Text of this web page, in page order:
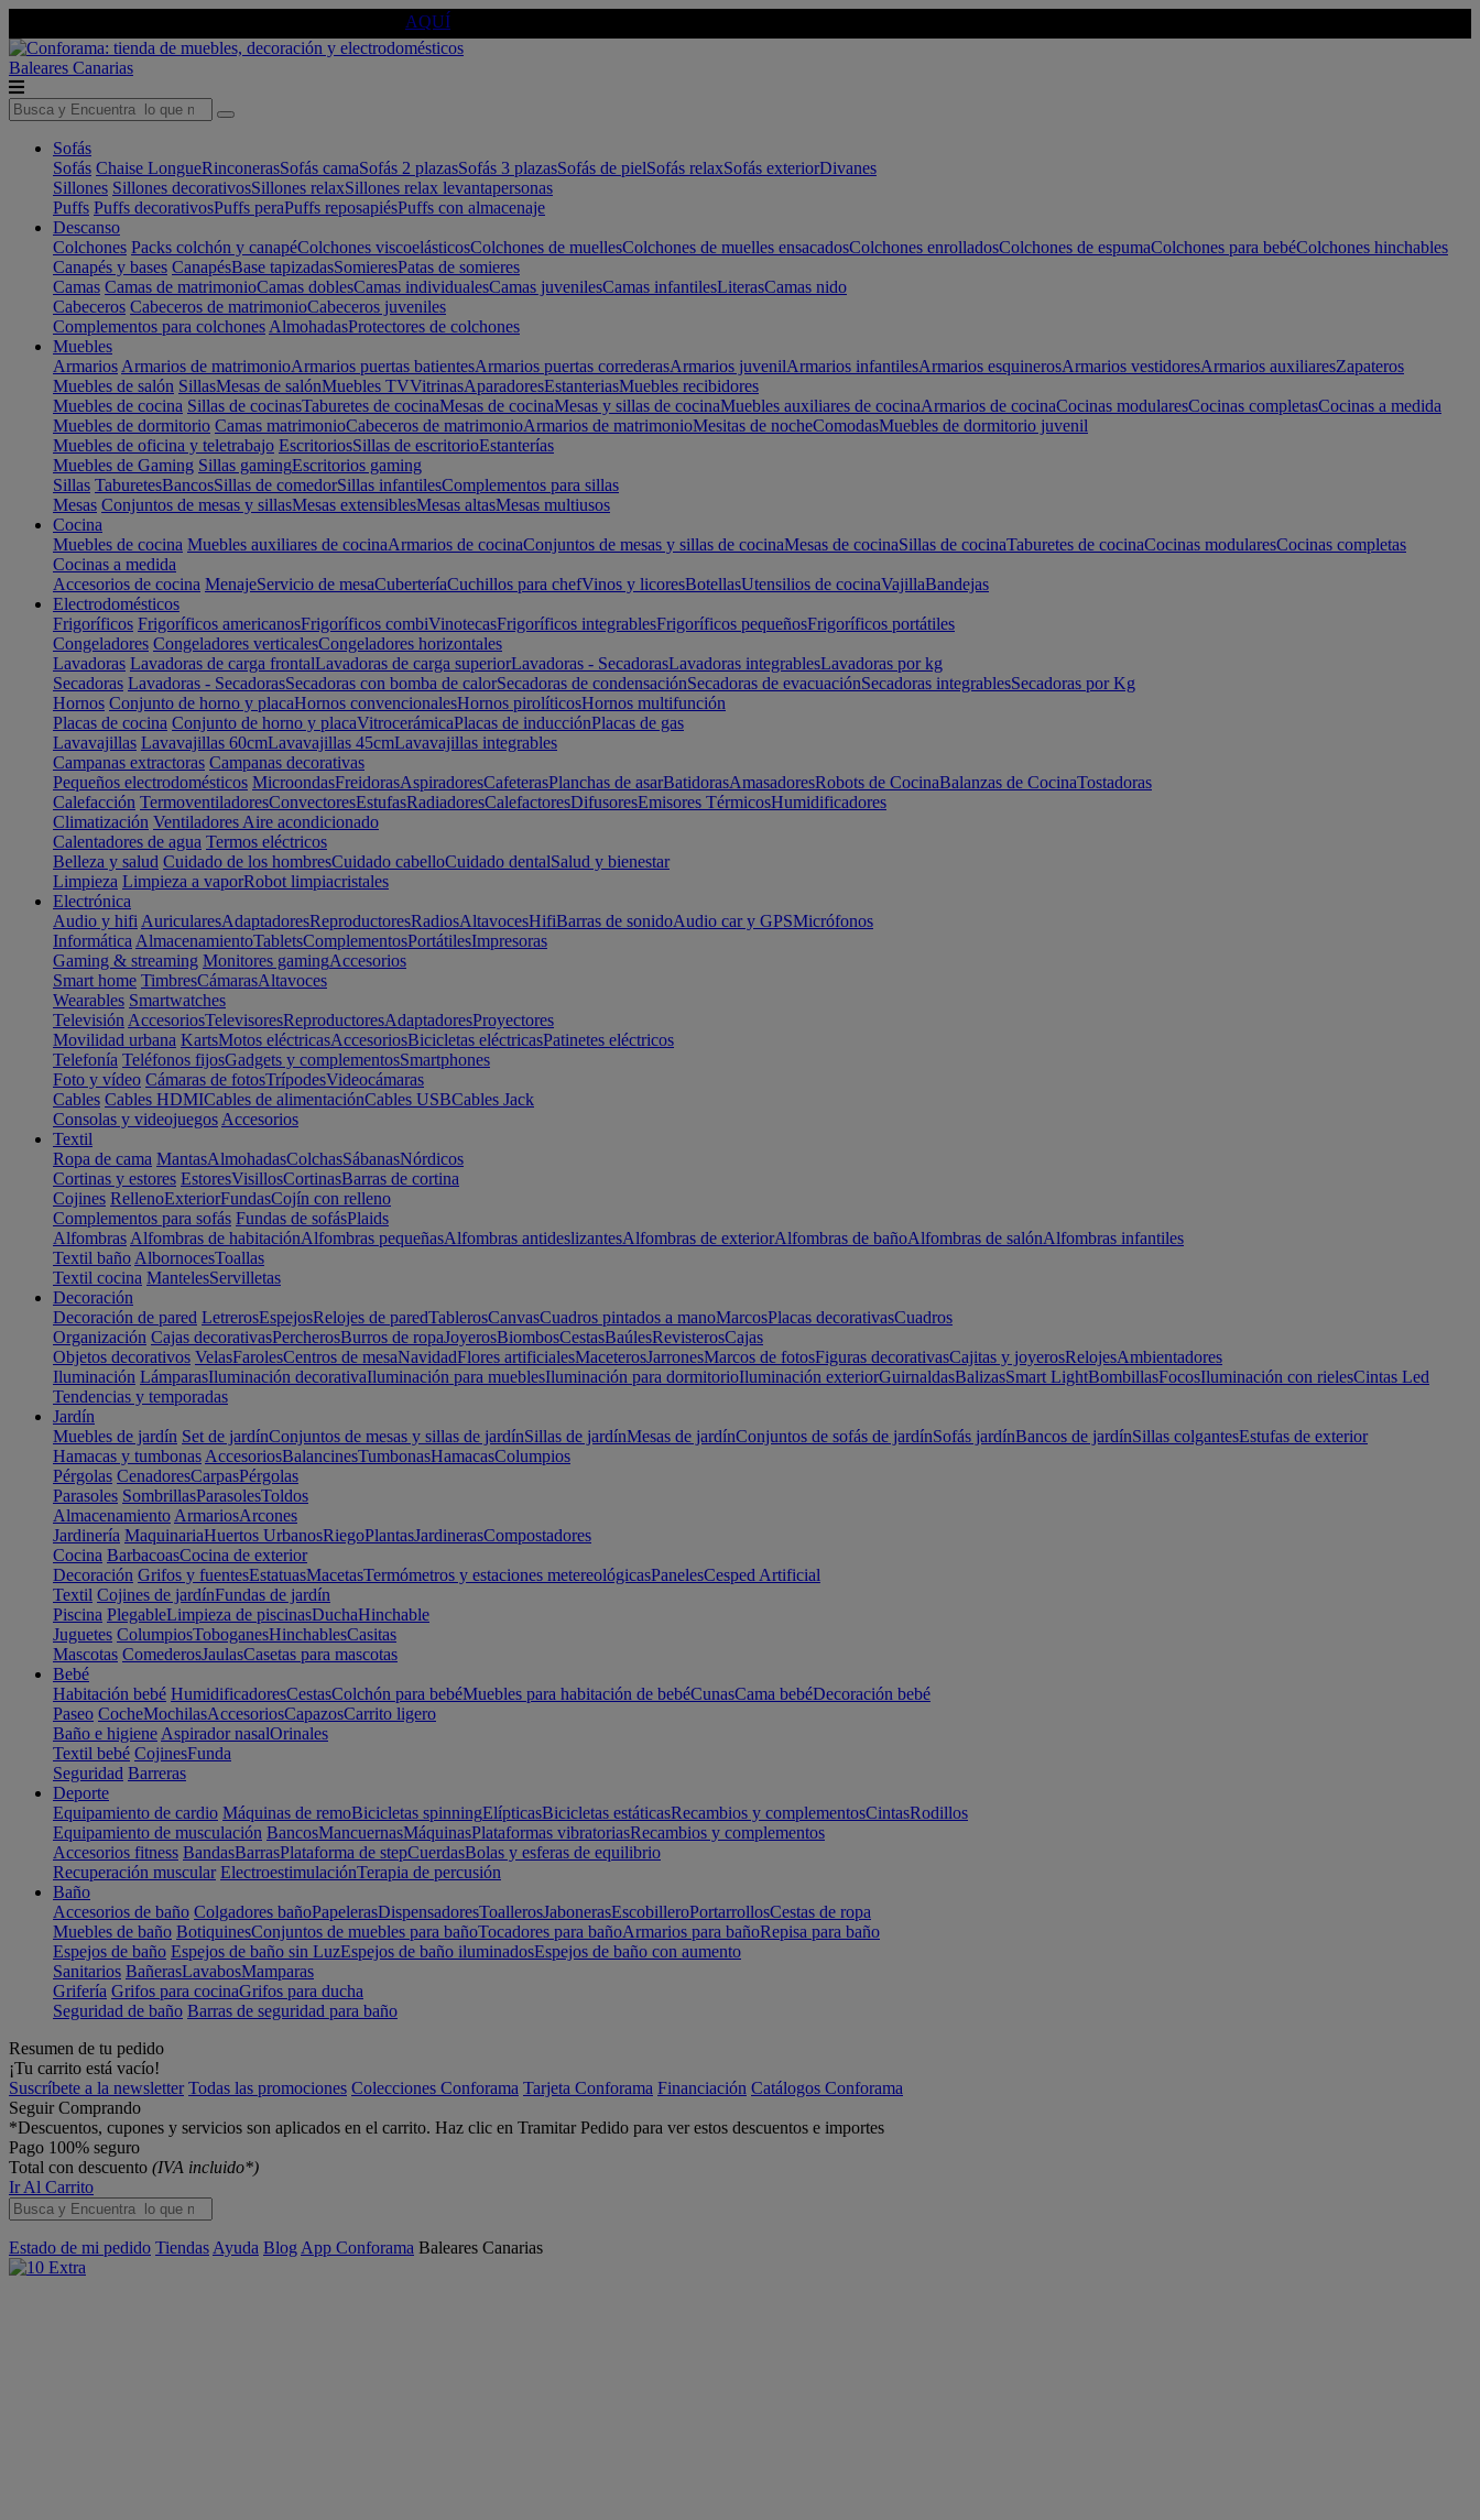
AQUÍ
Baleares Canarias
Sofás
Sofás Chaise LongueRinconerasSofás camaSofás 2 plazasSofás 3 plazasSofás de pielSofás relaxSofás exteriorDivanes
Sillones Sillones decorativosSillones relaxSillones relax levantapersonas
Puffs Puffs decorativosPuffs peraPuffs reposapiésPuffs con almacenaje
Descanso
Colchones Packs colchón y canapéColchones viscoelásticosColchones de muellesColchones de muelles ensacadosColchones enrolladosColchones de espumaColchones para bebéColchones hinchables
Canapés y bases CanapésBase tapizadasSomieresPatas de somieres
Camas Camas de matrimonioCamas doblesCamas individualesCamas juvenilesCamas infantilesLiterasCamas nido
Cabeceros Cabeceros de matrimonioCabeceros juveniles
Complementos para colchones AlmohadasProtectores de colchones
Muebles
Armarios Armarios de matrimonioArmarios puertas batientesArmarios puertas correderasArmarios juvenilArmarios infantilesArmarios esquinerosArmarios vestidoresArmarios auxiliaresZapateros
Muebles de salón SillasMesas de salónMuebles TVVitrinasAparadoresEstanteriasMuebles recibidores
Muebles de cocina Sillas de cocinasTaburetes de cocinaMesas de cocinaMesas y sillas de cocinaMuebles auxiliares de cocinaArmarios de cocinaCocinas modularesCocinas completasCocinas a medida
Muebles de dormitorio Camas matrimonioCabeceros de matrimonioArmarios de matrimonioMesitas de nocheComodasMuebles de dormitorio juvenil
Muebles de oficina y teletrabajo EscritoriosSillas de escritorioEstanterías
Muebles de Gaming Sillas gamingEscritorios gaming
Sillas TaburetesBancosSillas de comedorSillas infantilesComplementos para sillas
Mesas Conjuntos de mesas y sillasMesas extensiblesMesas altasMesas multiusos
Cocina
Muebles de cocina Muebles auxiliares de cocinaArmarios de cocinaConjuntos de mesas y sillas de cocinaMesas de cocinaSillas de cocinaTaburetes de cocinaCocinas modularesCocinas completas
Cocinas a medida
Accesorios de cocina MenajeServicio de mesaCuberteríaCuchillos para chefVinos y licoresBotellasUtensilios de cocinaVajillaBandejas
Electrodomésticos
Frigoríficos Frigoríficos americanosFrigoríficos combiVinotecasFrigoríficos integrablesFrigoríficos pequeñosFrigoríficos portátiles
Congeladores Congeladores verticalesCongeladores horizontales
Lavadoras Lavadoras de carga frontalLavadoras de carga superiorLavadoras - SecadorasLavadoras integrablesLavadoras por kg
Secadoras Lavadoras - SecadorasSecadoras con bomba de calorSecadoras de condensaciónSecadoras de evacuaciónSecadoras integrablesSecadoras por Kg
Hornos Conjunto de horno y placaHornos convencionalesHornos pirolíticosHornos multifunción
Placas de cocina Conjunto de horno y placaVitrocerámicaPlacas de inducciónPlacas de gas
Lavavajillas Lavavajillas 60cmLavavajillas 45cmLavavajillas integrables
Campanas extractoras Campanas decorativas
Pequeños electrodomésticos MicroondasFreidorasAspiradoresCafeterasPlanchas de asarBatidorasAmasadoresRobots de CocinaBalanzas de CocinaTostadoras
Calefacción TermoventiladoresConvectoresEstufasRadiadoresCalefactoresDifusoresEmisores TérmicosHumidificadores
Climatización Ventiladores Aire acondicionado
Calentadores de agua Termos eléctricos
Belleza y salud Cuidado de los hombresCuidado cabelloCuidado dentalSalud y bienestar
Limpieza Limpieza a vaporRobot limpiacristales
Electrónica
Audio y hifi AuricularesAdaptadoresReproductoresRadiosAltavocesHifiBarras de sonidoAudio car y GPSMicrófonos
Informática AlmacenamientoTabletsComplementosPortátilesImpresoras
Gaming & streaming Monitores gamingAccesorios
Smart home TimbresCámarasAltavoces
Wearables Smartwatches
Televisión AccesoriosTelevisoresReproductoresAdaptadoresProyectores
Movilidad urbana KartsMotos eléctricasAccesoriosBicicletas eléctricasPatinetes eléctricos
Telefonía Teléfonos fijosGadgets y complementosSmartphones
Foto y vídeo Cámaras de fotosTrípodesVideocámaras
Cables Cables HDMICables de alimentaciónCables USBCables Jack
Consolas y videojuegos Accesorios
Textil
Ropa de cama MantasAlmohadasColchasSábanasNórdicos
Cortinas y estores EstoresVisillosCortinasBarras de cortina
Cojines RellenoExteriorFundasCojín con relleno
Complementos para sofás Fundas de sofásPlaids
Alfombras Alfombras de habitaciónAlfombras pequeñasAlfombras antideslizantesAlfombras de exteriorAlfombras de bañoAlfombras de salónAlfombras infantiles
Textil baño AlbornocesToallas
Textil cocina MantelesServilletas
Decoración
Decoración de pared LetrerosEspejosRelojes de paredTablerosCanvasCuadros pintados a manoMarcosPlacas decorativasCuadros
Organización Cajas decorativasPercherosBurros de ropaJoyerosBiombosCestasBaúlesRevisterosCajas
Objetos decorativos VelasFarolesCentros de mesaNavidadFlores artificialesMaceterosJarronesMarcos de fotosFiguras decorativasCajitas y joyerosRelojesAmbientadores
Iluminación LámparasIluminación decorativaIluminación para mueblesIluminación para dormitorioIluminación exteriorGuirnaldasBalizasSmart LightBombillasFocosIluminación con rielesCintas Led
Tendencias y temporadas
Jardín
Muebles de jardín Set de jardínConjuntos de mesas y sillas de jardínSillas de jardínMesas de jardínConjuntos de sofás de jardínSofás jardínBancos de jardínSillas colgantesEstufas de exterior
Hamacas y tumbonas AccesoriosBalancinesTumbonasHamacasColumpios
Pérgolas CenadoresCarpasPérgolas
Parasoles SombrillasParasolesToldos
Almacenamiento ArmariosArcones
Jardinería MaquinariaHuertos UrbanosRiegoPlantasJardinerasCompostadores
Cocina BarbacoasCocina de exterior
Decoración Grifos y fuentesEstatuasMacetasTermómetros y estaciones metereológicasPanelesCesped Artificial
Textil Cojines de jardínFundas de jardín
Piscina PlegableLimpieza de piscinasDuchaHinchable
Juguetes ColumpiosToboganesHinchablesCasitas
Mascotas ComederosJaulasCasetas para mascotas
Bebé
Habitación bebé HumidificadoresCestasColchón para bebéMuebles para habitación de bebéCunasCama bebéDecoración bebé
Paseo CocheMochilasAccesoriosCapazosCarrito ligero
Baño e higiene Aspirador nasalOrinales
Textil bebé CojinesFunda
Seguridad Barreras
Deporte
Equipamiento de cardio Máquinas de remoBicicletas spinningElípticasBicicletas estáticasRecambios y complementosCintasRodillos
Equipamiento de musculación BancosMancuernasMáquinasPlataformas vibratoriasRecambios y complementos
Accesorios fitness BandasBarrasPlataforma de stepCuerdasBolas y esferas de equilibrio
Recuperación muscular ElectroestimulaciónTerapia de percusión
Baño
Accesorios de baño Colgadores bañoPapelerasDispensadoresToallerosJabonerasEscobilleroPortarrollosCestas de ropa
Muebles de baño BotiquinesConjuntos de muebles para bañoTocadores para bañoArmarios para bañoRepisa para baño
Espejos de baño Espejos de baño sin LuzEspejos de baño iluminadosEspejos de baño con aumento
Sanitarios BañerasLavabosMamparas
Grifería Grifos para cocinaGrifos para ducha
Seguridad de baño Barras de seguridad para baño
Resumen de tu pedido
¡Tu carrito está vacío!
Suscríbete a la newsletter Todas las promociones Colecciones Conforama Tarjeta Conforama Financiación Catálogos Conforama
Seguir Comprando
*Descuentos, cupones y servicios son aplicados en el carrito. Haz clic en Tramitar Pedido para ver estos descuentos e importes
Pago 100% seguro
Total con descuento (IVA incluido*)
Ir Al Carrito
Estado de mi pedido Tiendas Ayuda Blog App Conforama Baleares Canarias